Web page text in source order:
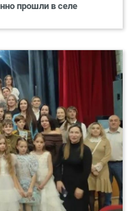
прошли в селе